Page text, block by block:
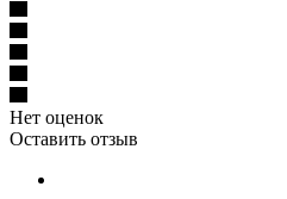
Нет оценок
Оставить отзыв